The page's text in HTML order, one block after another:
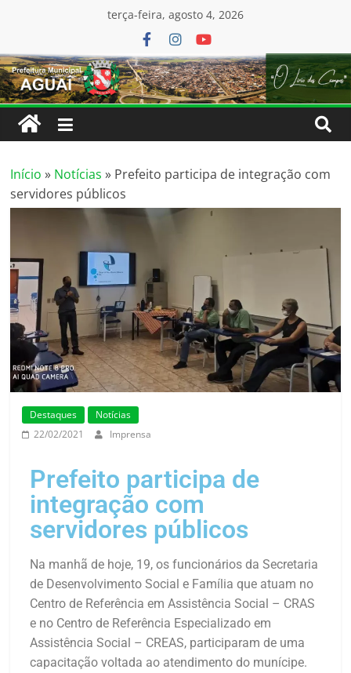
terça-feira, agosto 4, 2026
Início » Notícias » Prefeito participa de integração com
servidores públicos
Destaques
Notícias
22/02/2021
Imprensa
Prefeito participa de
integração com
servidores públicos
Na manhã de hoje, 19, os funcionários da Secretaria
de Desenvolvimento Social e Família que atuam no
Centro de Referência em Assistência Social – CRAS
e no Centro de Referência Especializado em
Assistência Social – CREAS, participaram de uma
capacitação voltada ao atendimento do munícipe.